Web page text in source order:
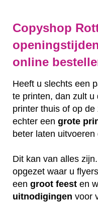
Copyshop
online
Heeft u slechts een
te printen, dan zult
printer thuis of op
echter een grote
beter laten uitvoeren
Dit kan van alles
opgezet waar u
een groot feest en
uitnodigingen voor